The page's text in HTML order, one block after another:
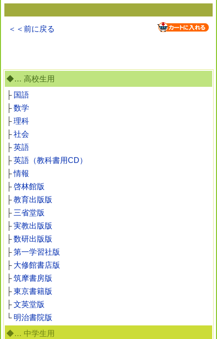
◆… 高校生用
├ 国語
├数学
├理科
├社会
├英語
├英語（教科書用CD）
├情報
├啓林館版
├教育出版版
├ 三省堂版
├実教出版版
├数研出版版
├第一学習社版
├ 大修館書店版
├筑摩書房版
├東京書籍版
├文英堂版
└ 明治書院版
◆… 中学生用
＜＜前に戻る